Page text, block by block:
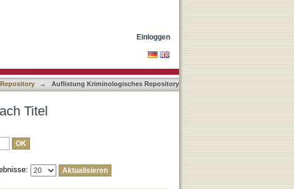
Einloggen
→
Auflistung Kriminologisches Repository
Titel